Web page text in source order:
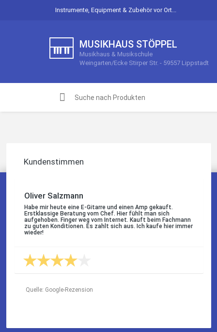
Instrumente, Equipment & Zubehör vor Ort...
MUSIKHAUS STÖPPEL
Musikhaus & Musikschule
Weingarten/Ecke Stirper Str. - 59557 Lippstadt
Kundenstimmen
Jessica Druskat
Habe gerade ein neues Yamaha saxophon gekauft. Top
Beratung, sehr freundlich und aufmerksam. Hier wird man
Instrument beim Fachmann zu kaufen.. Kommen gern
Oliver Salzmann
Habe mir heute eine E-Gitarre und einen Amp gekauft.
Erstklassige Beratung vom Chef. Hier fühlt man sich
aufgehoben. Finger weg vom Internet. Kauft beim Fachmann
zu guten Konditionen. Es zahlt sich aus. Ich kaufe hier immer
wieder!
Quelle: Google-Rezension